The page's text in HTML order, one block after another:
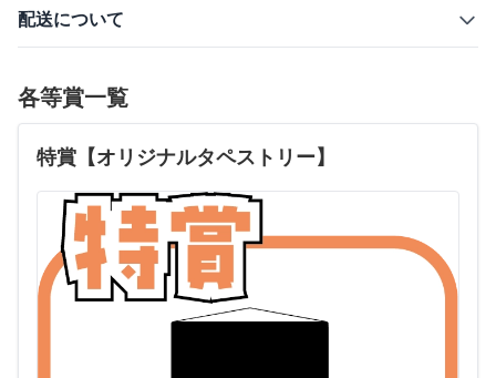
配送について
各等賞一覧
特賞【オリジナルタペストリー】